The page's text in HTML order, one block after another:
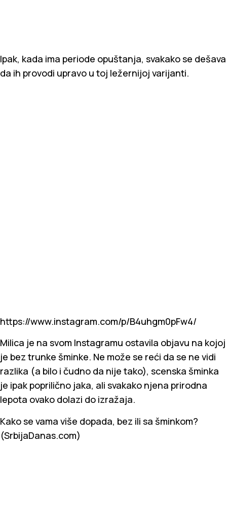
Ipak, kada ima periode opuštanja, svakako se dešava
da ih provodi upravo u toj ležernijoj varijanti.
https://www.instagram.com/p/B4uhgm0pFw4/
Milica je na svom Instagramu ostavila objavu na kojoj
je bez trunke šminke. Ne može se reći da se ne vidi
razlika (a bilo i čudno da nije tako), scenska šminka
je ipak poprilično jaka, ali svakako njena prirodna
lepota ovako dolazi do izražaja.
Kako se vama više dopada, bez ili sa šminkom?
(SrbijaDanas.com)